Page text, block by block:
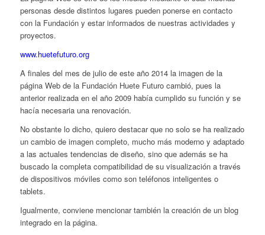
personas desde distintos lugares pueden ponerse en contacto
con la Fundación y estar informados de nuestras actividades y
proyectos.
www.huetefuturo.org
A finales del mes de julio de este año 2014 la imagen de la
página Web de la Fundación Huete Futuro cambió, pues la
anterior realizada en el año 2009 había cumplido su función y se
hacía necesaria una renovación.
No obstante lo dicho, quiero destacar que no solo se ha realizado
un cambio de imagen completo, mucho más moderno y adaptado
a las actuales tendencias de diseño, sino que además se ha
buscado la completa compatibilidad de su visualización a través
de dispositivos móviles como son teléfonos inteligentes o
tablets.
Igualmente, conviene mencionar también la creación de un blog
integrado en la página.